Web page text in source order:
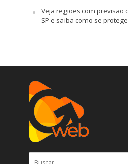
Veja regiões com previsão
SP e saiba como se